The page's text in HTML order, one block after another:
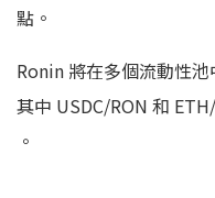
點。
Ronin 將在多個流動性
其中 USDC/RON 和
。